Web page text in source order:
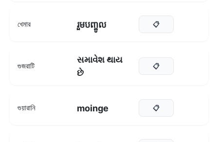
খেমার រួមបញ្ចូល 📋
গুজরাটি
સમાવેશ થાય
છે
📋
গুয়ারানি moinge 📋